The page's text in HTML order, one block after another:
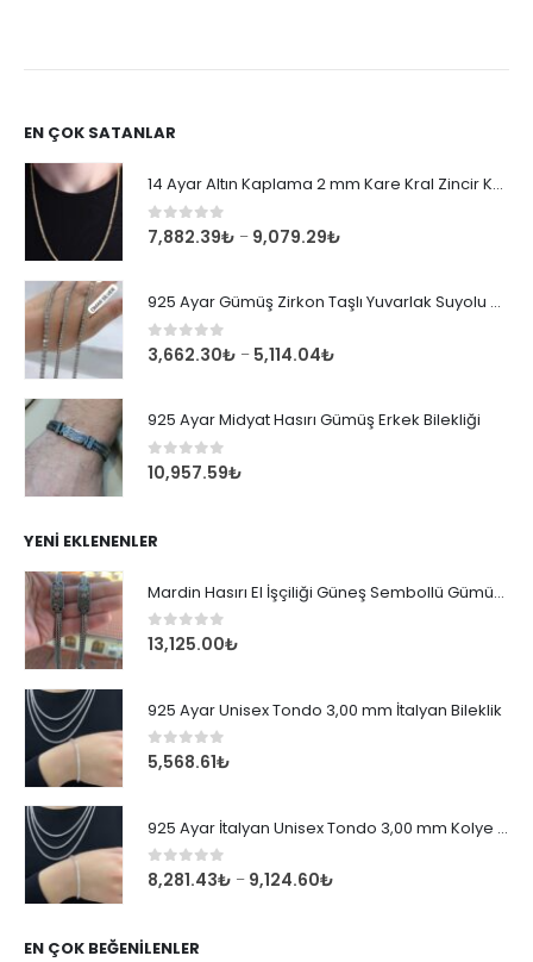
EN ÇOK SATANLAR
14 Ayar Altın Kaplama 2 mm Kare Kral Zincir Kolye
0 out of 5
7,882.39₺ – 9,079.29₺
925 Ayar Gümüş Zirkon Taşlı Yuvarlak Suyolu Bileklik
0 out of 5
3,662.30₺ – 5,114.04₺
925 Ayar Midyat Hasırı Gümüş Erkek Bilekliği
0out of 5
10,957.59₺
YENI EKLENENLER
Mardin Hasırı El İşçiliği Güneş Sembollü Gümüş Erkek Bileklik
0out of 5
13,125.00₺
925 Ayar Unisex Tondo 3,00 mm İtalyan Bileklik
0 out of 5
5,568.61₺
925 Ayar İtalyan Unisex Tondo 3,00 mm Kolye Zincir
0 out of 5
8,281.43₺ – 9,124.60₺
EN ÇOK BEĞENILENLER